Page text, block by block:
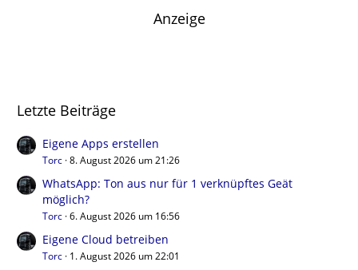
Anzeige
Letzte Beiträge
Eigene Apps erstellen
Torc 8. August 2026 um 21:26
WhatsApp: Ton aus nur für 1 verknüpftes Geät
möglich?
Torc 6. August 2026 um 16:56
Eigene Cloud betreiben
Torc 1. August 2026 um 22:01